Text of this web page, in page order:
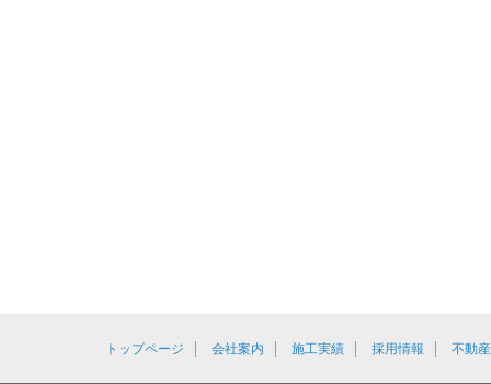
トップページ 会社案内 施工実績 採用情報 不動